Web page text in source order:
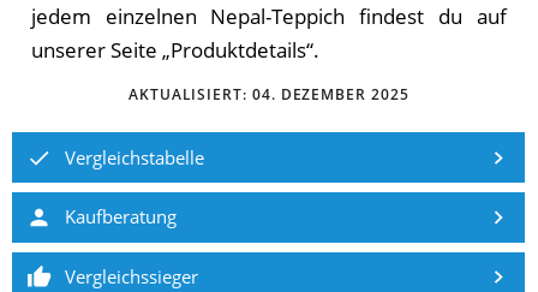
jedem einzelnen Nepal-Teppich findest du auf
unserer Seite „Produktdetails“.
AKTUALISIERT: 04. DEZEMBER 2025
Vergleichstabelle
Kaufberatung
Vergleichssieger